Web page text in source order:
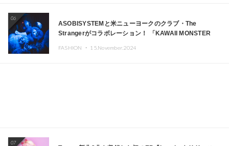
06
ASOBISYSTEMと米ニューヨークのクラブ・The
Strangerがコラボレーション！ 「KAWAII MONSTER
FASHION ・ 15.November.2024
07